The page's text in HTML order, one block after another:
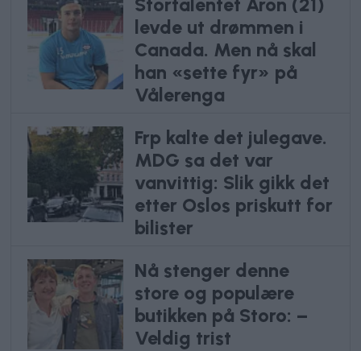
Stortalentet Aron (21)
levde ut drømmen i
Canada. Men nå skal
han «sette fyr» på
Vålerenga
Frp kalte det julegave.
MDG sa det var
vanvittig: Slik gikk det
etter Oslos priskutt for
bilister
Nå stenger denne
store og populære
butikken på Storo: –
Veldig trist